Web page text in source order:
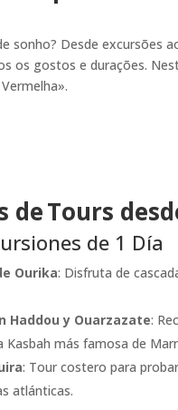
sonho? Desde excursões
os gostos e durações.
de Tours
de 1 Día
Ourika: Disfruta de
Haddou y Ouarzazate:
Kasbah más famosa de
: Tour costero para
atlánticas.